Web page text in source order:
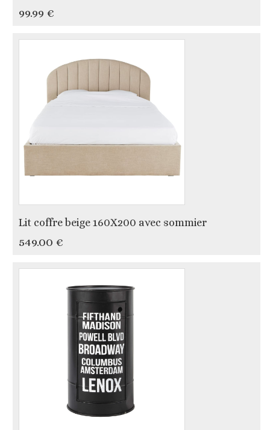
99.99 €
Lit coffre beige 160X200 avec sommier
549.00 €